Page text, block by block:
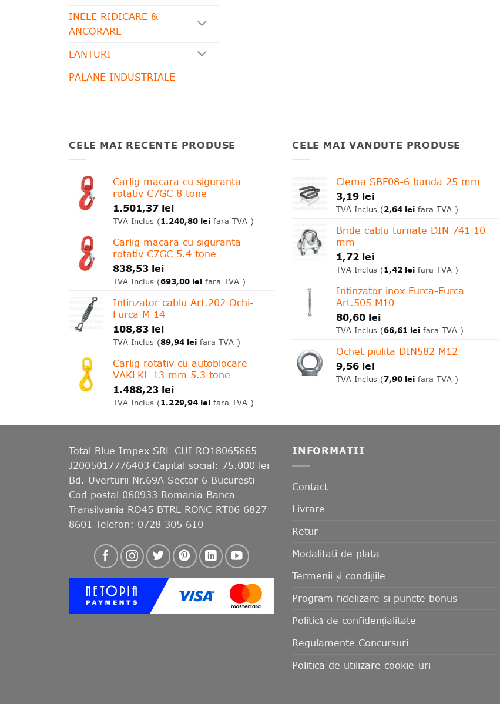
INELE RIDICARE &
ANCORARE
LANTURI
PALANE INDUSTRIALE
CELE MAI RECENTE PRODUSE
Carlig macara cu siguranta
rotativ C7GC 8 tone
1.501,37 lei
TVA Inclus (1.240,80 lei fara TVA )
Carlig macara cu siguranta
rotativ C7GC 5.4 tone
838,53 lei
TVA Inclus (693,00 lei fara TVA )
Intinzator cablu Art.202 Ochi-
Furca M 14
108,83 lei
TVA Inclus (89,94 lei fara TVA )
Carlig rotativ cu autoblocare
VAKLKL 13 mm 5.3 tone
1.488,23 lei
TVA Inclus (1.229,94 lei fara TVA )
CELE MAI VANDUTE PRODUSE
Clema SBF08-6 banda 25 mm
3,19 lei
TVA Inclus (2,64 lei fara TVA )
Bride cablu turnate DIN 741 10
mm
1,72 lei
TVA Inclus (1,42 lei fara TVA )
Intinzator inox Furca-Furca
Art.505 M10
80,60 lei
TVA Inclus (66,61 lei fara TVA )
Ochet piulita DIN582 M12
9,56 lei
TVA Inclus (7,90 lei fara TVA )
Total Blue Impex SRL CUI RO18065665
J2005017776403 Capital social: 75.000 lei
Bd. Uverturii Nr.69A Sector 6 Bucuresti
Cod postal 060933 Romania Banca
Transilvania RO45 BTRL RONC RT06 6827
8601 Telefon: 0728 305 610
INFORMATII
Contact
Livrare
Retur
Modalitati de plata
Termenii și condițiile
Program fidelizare si puncte bonus
Politică de confidențialitate
Regulamente Concursuri
Politica de utilizare cookie-uri